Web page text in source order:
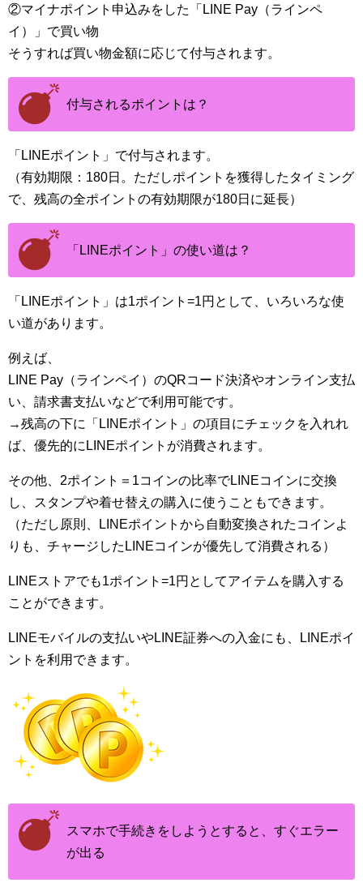
②マイナポイント申込みをした「LINE Pay（ラインペ
イ）」で買い物
そうすれば買い物金額に応じて付与されます。
付与されるポイントは？
「LINEポイント」で付与されます。
（有効期限：180日。ただしポイントを獲得したタイミング
で、残高の全ポイントの有効期限が180日に延長）
「LINEポイント」の使い道は？
「LINEポイント」は1ポイント=1円として、いろいろな使
い道があります。
例えば、
LINE Pay（ラインペイ）のQRコード決済やオンライン支払
い、請求書支払いなどで利用可能です。
→残高の下に「LINEポイント」の項目にチェックを入れれ
ば、優先的にLINEポイントが消費されます。
その他、2ポイント＝1コインの比率でLINEコインに交換
し、スタンプや着せ替えの購入に使うこともできます。
（ただし原則、LINEポイントから自動変換されたコインよ
りも、チャージしたLINEコインが優先して消費される）
LINEストアでも1ポイント=1円としてアイテムを購入する
ことができます。
LINEモバイルの支払いやLINE証券への入金にも、LINEポイ
ントを利用できます。
スマホで手続きをしようとすると、すぐエラー
が出る